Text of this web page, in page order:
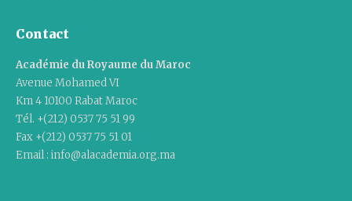
Contact
Académie du Royaume du Maroc
Avenue Mohamed VI
Km 4 10100 Rabat Maroc
Tél. +(212) 0537 75 51 99
Fax +(212) 0537 75 51 01
Email : info@alacademia.org.ma